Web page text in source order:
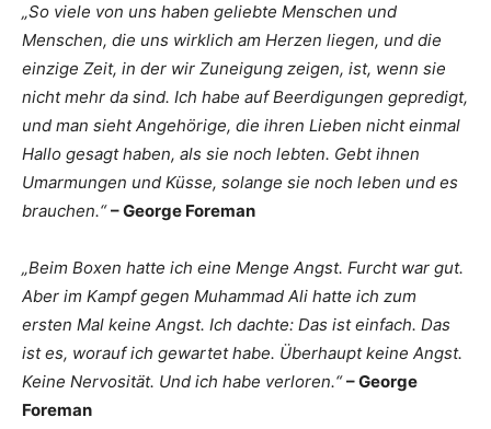
„So viele von uns haben geliebte Menschen und
Menschen, die uns wirklich am Herzen liegen, und die
einzige Zeit, in der wir Zuneigung zeigen, ist, wenn sie
nicht mehr da sind. Ich habe auf Beerdigungen gepredigt,
und man sieht Angehörige, die ihren Lieben nicht einmal
Hallo gesagt haben, als sie noch lebten. Gebt ihnen
Umarmungen und Küsse, solange sie noch leben und es
brauchen.“– George Foreman
„Beim Boxen hatte ich eine Menge Angst. Furcht war gut.
Aber im Kampf gegen Muhammad Ali hatte ich zum
ersten Mal keine Angst. Ich dachte: Das ist einfach. Das
ist es, worauf ich gewartet habe. Überhaupt keine Angst.
Keine Nervosität. Und ich habe verloren.“– George
Foreman